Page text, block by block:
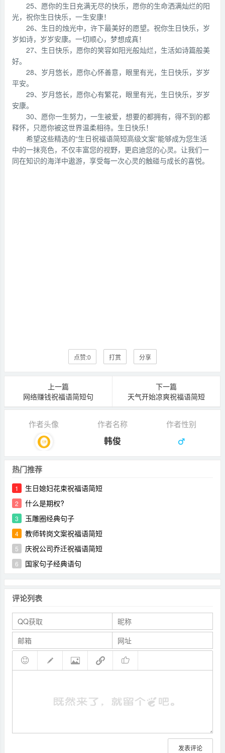
25、愿你的生日充满无尽的快乐，愿你的生命洒满灿烂的阳
光，祝你生日快乐，一生安康！
26、生日的烛光中，许下最美好的愿望。祝你生日快乐，岁
岁如诗，岁岁安康。一切顺心，梦想成真！
27、生日快乐，愿你的笑容如阳光般灿烂，生活如诗篇般美
好。
28、岁月悠长，愿你心怀善意，眼里有光，生日快乐，岁岁
平安。
29、岁月悠长，愿你心有繁花，眼里有光，生日快乐，岁岁
安康。
30、愿你一生努力，一生被爱，想要的都拥有，得不到的都
释怀，只愿你被这世界温柔相待。生日快乐！
希望这些精选的“生日祝福语简短高级文案”能够成为您生活
中的一抹亮色，不仅丰富您的视野，更启迪您的心灵。让我们一
同在知识的海洋中遨游，享受每一次心灵的触碰与成长的喜悦。
点赞:0 打赏 分享
上一篇
网络赚钱祝福语简短句
下一篇
天气开始凉爽祝福语简短
作者头像 作者名称 作者性别
韩俊
热门推荐
1 生日媳妇花束祝福语简短
2 什么是期权?
3 玉雕圈经典句子
4 教师转岗文案祝福语简短
5 庆祝公司乔迁祝福语简短
6 国家句子经典语句
评论列表
发表评论